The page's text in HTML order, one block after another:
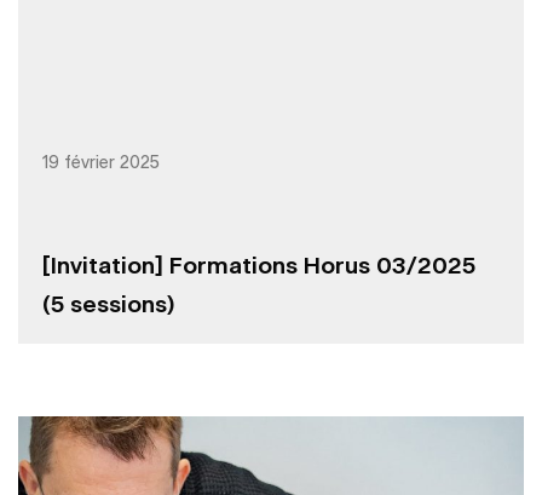
[Invitation] Formations Horus 03/2025
(5 sessions)
19 février 2025